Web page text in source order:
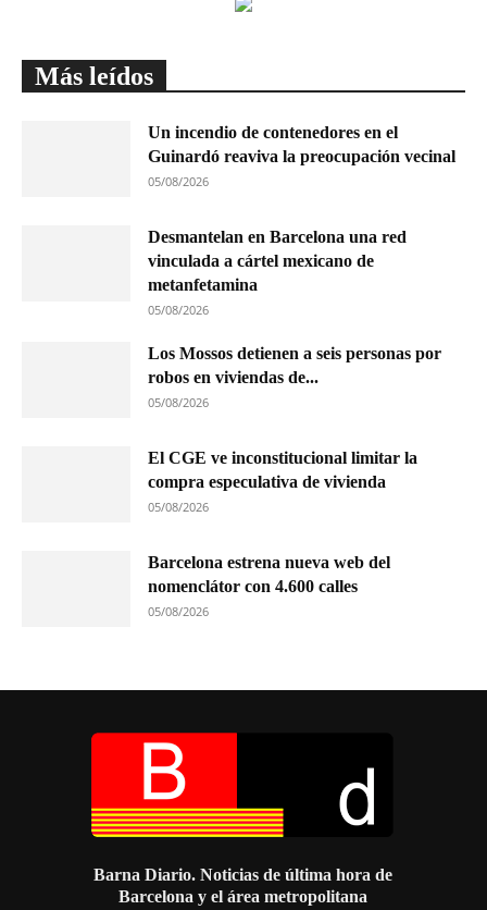
Más leídos
Un incendio de contenedores en el
Guinardó reaviva la preocupación vecinal
05/08/2026
Desmantelan en Barcelona una red
vinculada a cártel mexicano de
metanfetamina
05/08/2026
Los Mossos detienen a seis personas por
robos en viviendas de...
05/08/2026
El CGE ve inconstitucional limitar la
compra especulativa de vivienda
05/08/2026
Barcelona estrena nueva web del
nomenclátor con 4.600 calles
05/08/2026
Barna Diario. Noticias de última hora de
Barcelona y el área metropolitana